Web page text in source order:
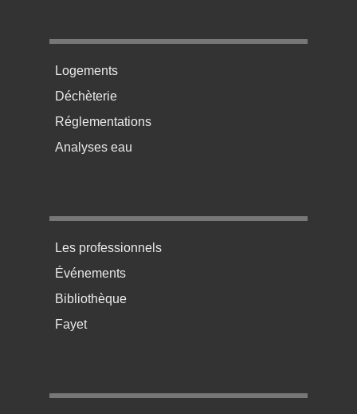
Menu pratique bas de page 2
Logements
Déchèterie
Réglementations
Analyses eau
Menu pratique bas de page 3
Les professionnels
Événements
Bibliothèque
Fayet
Menu pratique bas de page 4